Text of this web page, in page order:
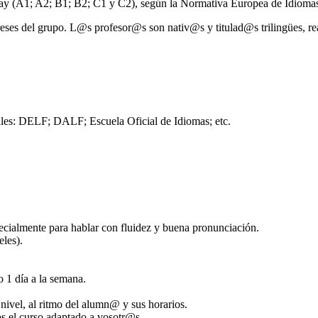
(A1; A2; B1; B2; C1 y C2), según la Normativa Europea de
del grupo. L@s profesor@s son nativ@s y titulad@s trilingües,
DELF; DALF; Escuela Oficial de Idiomas; etc.
para hablar con fluidez y buena pronunciación.
1 día a la semana.
al ritmo del alumn@ y sus horarios.